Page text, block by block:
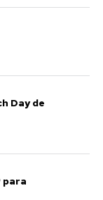
Day de
para